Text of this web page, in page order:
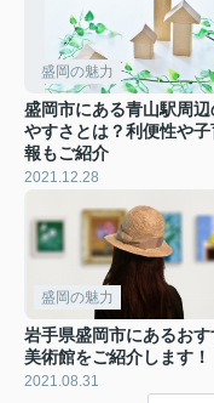
盛岡の魅力
盛岡市にある青山駅周
やすさとは？利便性や
報もご紹介
2021.12.28
盛岡の魅力
岩手県盛岡市にあるお
美術館をご紹介します！
2021.08.31